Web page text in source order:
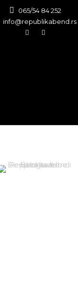
065/54 84 252
info@republikabend.rs